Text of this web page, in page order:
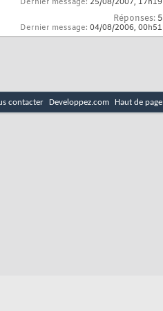
Dernier message: 25/08/2007, 17h19
Réponses: 5
Dernier message: 04/08/2006, 00h51
contacter Developpez.com Haut de page